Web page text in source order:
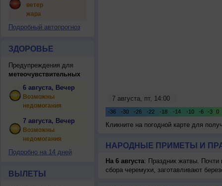
ветер
жара
Подробный автопрогноз
ЗДОРОВЬЕ
Предупреждения для
метеочувствительных
6 августа, Вечер
Возможны
недомогания
7 августа, Вечер
Возможны
недомогания
Подробно на 14 дней
ВЫЛЕТЫ
Кликните на погодной карте для
НАРОДНЫЕ ПРИМЕТЫ И
На 6 августа: Праздник жатвы. Почти
сбора черемухи, заготавливают